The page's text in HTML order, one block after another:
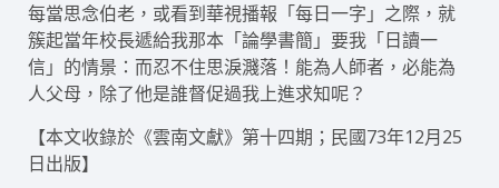
每當思念伯老，或看到華視播報「每日一字」之際，就
簇起當年校長遞給我那本「論學書簡」要我「日讀一
信」的情景：而忍不住思淚濺落！能為人師者，必能為
人父母，除了他是誰督促過我上進求知呢？
【本文收錄於《雲南文獻》第十四期；民國73年12月25
日出版】